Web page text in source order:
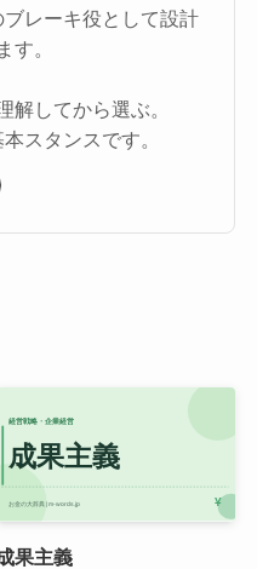
レーキ役として設計
す。
解してから選ぶ。
スタンスです。
果主義